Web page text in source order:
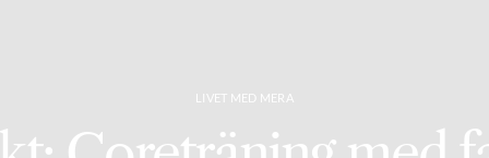
LIVET MED MERA